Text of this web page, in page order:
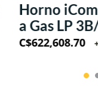
Horno
a Gas LP
220V/
C$622,608.70